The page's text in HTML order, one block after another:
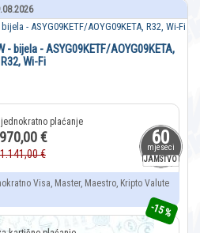
60
mjeseci
JAMSTVO
- bijela - ASYG09KETF/AOYG09KETA,
R32, Wi-Fi
970,00 €
1.141,00 €
Visa, Master, Maestro, Kripto Valute
-15 %